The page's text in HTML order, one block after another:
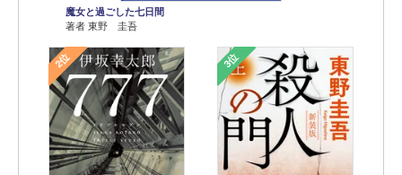
魔女と過ごした七日間
著者 東野 圭吾
2位 3位